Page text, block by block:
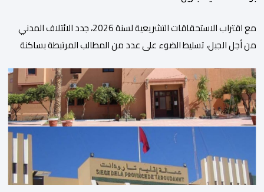
مع اقتراب الاستحقاقات التشريعية لسنة 2026، جدد الائتلاف المدني
من أجل الجبل، تسليط الضوء على عدد من المطالب المرتبطة بساكنة
فيها الأحزاب السياسية، إلى ادراج 10 التزامات ضمن برامجها الانتخابية
المنتظرة، في إطار تعاقد سياسي مع المناطق الجبلية والانتقال من
الوعود الانتخابية إلى التزامات عملية […]